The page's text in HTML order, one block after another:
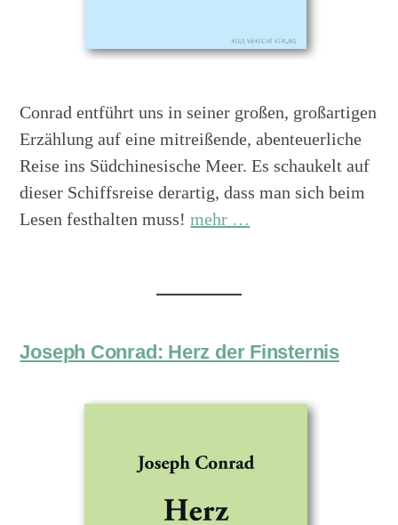
Conrad entführt uns in seiner großen, großartigen
Erzählung auf eine mitreißende, abenteuerliche
Reise ins Südchinesische Meer. Es schaukelt auf
dieser Schiffsreise derartig, dass man sich beim
Lesen festhalten muss!mehr …
Joseph Conrad: Herz der Finsternis